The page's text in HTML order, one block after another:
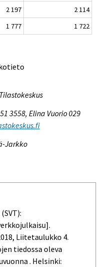
2 197
2 114
1 777 1 722
3558, Elina Vuorio 029
Jarkko
Liitetaulukko 4.
tiedossa oleva
. Helsinki: